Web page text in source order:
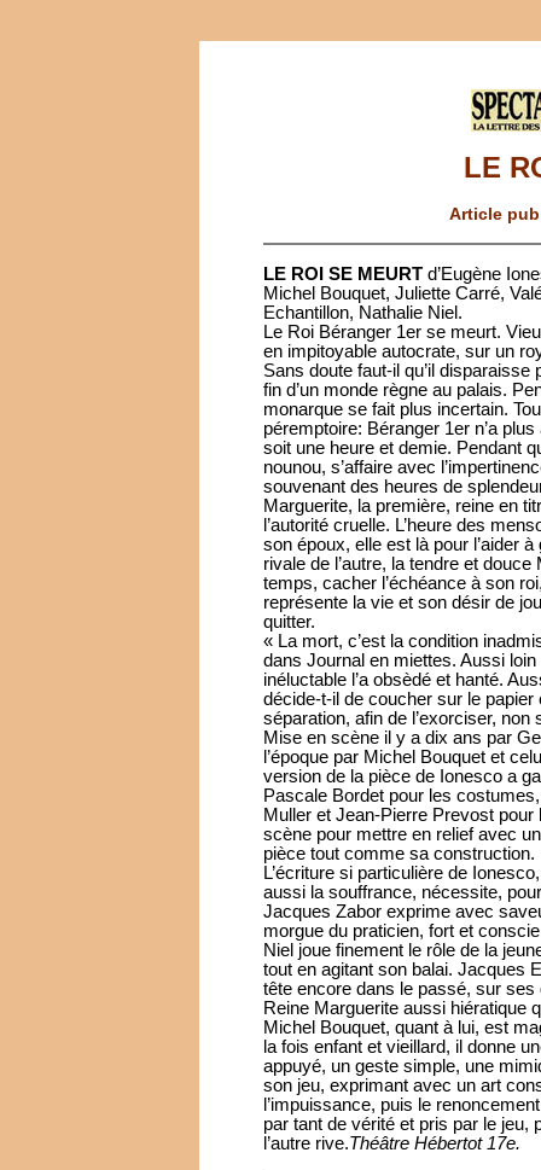
LE
Article
LE ROI SE MEURT d’Eugène
Michel Bouquet, Juliette Carré,
Echantillon, Nathalie Niel.
Le Roi Béranger 1er se meurt.
en impitoyable autocrate, sur un
Sans doute faut-il qu’il
fin d’un monde règne au palais.
monarque se fait plus incertain.
péremptoire: Béranger 1er n’a
soit une heure et demie. Pendant
nounou, s’affaire avec
souvenant des heures de
Marguerite, la première, reine en
l’autorité cruelle. L’heure des
son époux, elle est là pour l’aider
rivale de l’autre, la tendre et
temps, cacher l’échéance à son
représente la vie et son désir de
quitter.
« La mort, c’est la condition
dans Journal en miettes. Aussi
inéluctable l’a obsèdé et hanté.
décide-t-il de coucher sur le
séparation, afin de l’exorciser,
Mise en scène il y a dix ans par
l’époque par Michel Bouquet et
version de la pièce de Ionesco a
Pascale Bordet pour les
Muller et Jean-Pierre Prevost
scène pour mettre en relief avec
pièce tout comme sa construction.
L’écriture si particulière de
aussi la souffrance, nécessite,
Jacques Zabor exprime avec
morgue du praticien, fort et
Niel joue finement le rôle de la
tout en agitant son balai. Jacques
tête encore dans le passé, sur
Reine Marguerite aussi hiératique
Michel Bouquet, quant à lui, est
la fois enfant et vieillard, il donne
appuyé, un geste simple, une
son jeu, exprimant avec un art
l’impuissance, puis le
par tant de vérité et pris par le
l’autre rive.Théâtre Hébertot 17e.